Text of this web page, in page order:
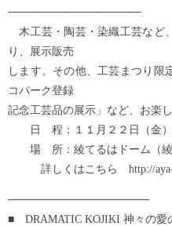
─────────────────
木工芸・陶芸・染織工芸など
り、展示販売
します。その他、工芸まつり限
コパーク登録
記念工芸品の展示」など、お楽
日 程：１１月２２日（金）
場 所：綾てるはドーム（綾
詳しくはこちら http://aya-
──────────────────
■ DRAMATIC KOJIKI 神々の愛